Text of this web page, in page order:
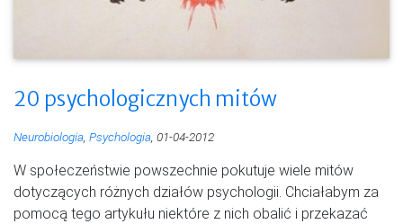
20 psychologicznych mitów
Neurobiologia Psychologia , 01-04-2012
W społeczeństwie powszechnie pokutuje wiele mitów
dotyczących różnych działów psychologii. Chciałabym za
pomocą tego artykułu niektóre z nich obalić i przekazać